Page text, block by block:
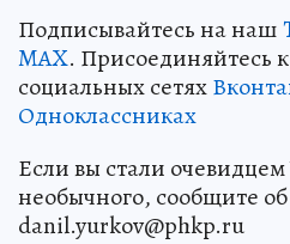
Подписывайтесь на наш
MAX. Присоединяйтесь
социальных сетях
Одноклассниках
Если вы стали
необычного, сообщите
danil.yurkov@phkp.ru